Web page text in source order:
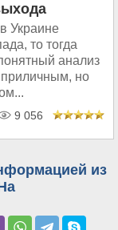
Украине
то тогда
анализ
но
9 056
из